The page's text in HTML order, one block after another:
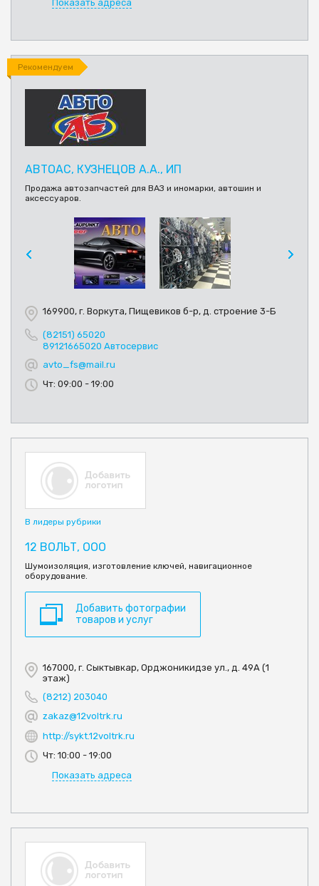
Показать адреса
Рекомендуем
АВТОАС, КУЗНЕЦОВ А.А., ИП
Продажа автозапчастей для ВАЗ и иномарки, автошин и
аксессуаров.
169900, г. Воркута, Пищевиков б-р, д. строение 3-Б
(82151) 65020
89121665020 Автосервис
avto_fs@mail.ru
Чт: 09:00 - 19:00
В лидеры рубрики
12 ВОЛЬТ, ООО
Шумоизоляция, изготовление ключей, навигационное
оборудование.
Добавить фотографии
товаров и услуг
167000, г. Сыктывкар, Орджоникидзе ул., д. 49А (1
этаж)
(8212) 203040
zakaz@12voltrk.ru
http://sykt.12voltrk.ru
Чт: 10:00 - 19:00
Показать адреса